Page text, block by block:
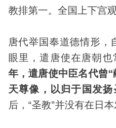
教排第一。全国上下宫观
唐代举国奉道德情形，
眼里，遣唐使在唐朝也
年，遣唐使中臣名代曾
天尊像，以归于国发扬
后，“圣教”并没有在日本